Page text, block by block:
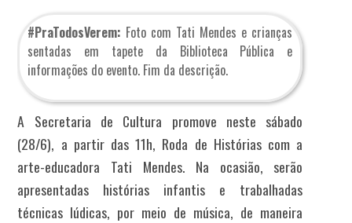
#PraTodosVerem: Foto com Tati Mendes e crianças
sentadas em tapete da Biblioteca Pública e
informações do evento. Fim da descrição.
A Secretaria de Cultura promove neste sábado
(28/6), a partir das 11h, Roda de Histórias com a
arte-educadora Tati Mendes. Na ocasião, serão
apresentadas histórias infantis e trabalhadas
técnicas lúdicas, por meio de música, de maneira